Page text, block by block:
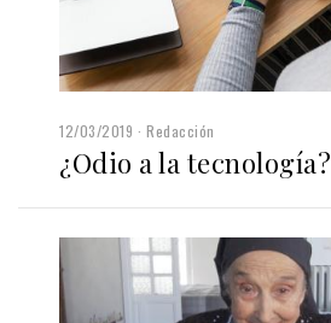
12/03/2019 Redacción
¿Odio a la tecnología?